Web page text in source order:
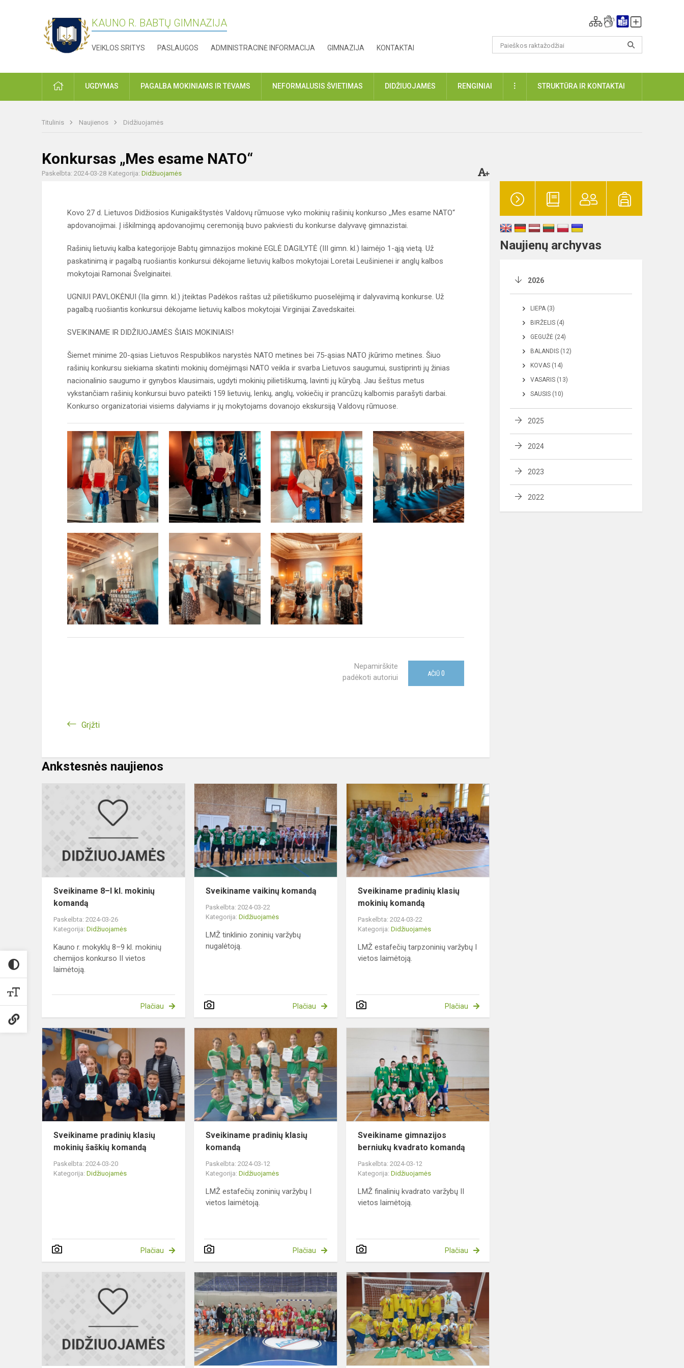
KAUNO R. BABTŲ GIMNAZIJA
VEIKLOS SRITYS PASLAUGOS ADMINISTRACINĖ INFORMACIJA GIMNAZIJA KONTAKTAI
PRADŽIAUGDYMAS PAGALBA MOKINIAMS IR TĖVAMS NEFORMALUSIS ŠVIETIMAS DIDŽIUOJAMĖS RENGINIAI DAUGIAUSTRUKTŪRA IR KONTAKTAI
Titulinis Naujienos Didžiuojamės
Konkursas „Mes esame NATO“
Paskelbta: 2024-03-28 Kategorija: Didžiuojamės
Kovo 27 d. Lietuvos Didžiosios Kunigaikštystės Valdovų rūmuose vyko mokinių rašinių konkurso ,,Mes esame NATO“
apdovanojimai. Į iškilmingą apdovanojimų ceremoniją buvo pakviesti du konkurse dalyvavę gimnazistai.
Rašinių lietuvių kalba kategorijoje Babtų gimnazijos mokinė EGLĖ DAGILYTĖ (III gimn. kl.) laimėjo 1-ąją vietą. Už
paskatinimą ir pagalbą ruošiantis konkursui dėkojame lietuvių kalbos mokytojai Loretai Leušinienei ir anglų kalbos
mokytojai Ramonai Švelginaitei.
UGNIUI PAVLOKĖNUI (IIa gimn. kl.) įteiktas Padėkos raštas už pilietiškumo puoselėjimą ir dalyvavimą konkurse. Už
pagalbą ruošiantis konkursui dėkojame lietuvių kalbos mokytojai Virginijai Zavedskaitei.
SVEIKINAME IR DIDŽIUOJAMĖS ŠIAIS MOKINIAIS!
Šiemet minime 20-ąsias Lietuvos Respublikos narystės NATO metines bei 75-ąsias NATO įkūrimo metines. Šiuo
rašinių konkursu siekiama skatinti mokinių domėjimąsi NATO veikla ir svarba Lietuvos saugumui, sustiprinti jų žinias
nacionalinio saugumo ir gynybos klausimais, ugdyti mokinių pilietiškumą, lavinti jų kūrybą. Jau šeštus metus
vykstančiam rašinių konkursui buvo pateikti 159 lietuvių, lenkų, anglų, vokiečių ir prancūzų kalbomis parašyti darbai.
Konkurso organizatoriai visiems dalyviams ir jų mokytojams dovanojo ekskursiją Valdovų rūmuose.
Nepamirškite
padėkoti autoriui
AČIŪ 0
Grįžti
Ankstesnės naujienos
Sveikiname
mokinių
komandą
Sveikiname 8–I kl. mokinių
komandą
Paskelbta: 2024-03-26
Kategorija: Didžiuojamės
Kauno r. mokyklų 8–9 kl. mokinių
chemijos konkurso II vietos
laimėtoją.
Plačiau
Sveikiname
vaikinų
komandą
Sveikiname vaikinų komandą
Paskelbta: 2024-03-22
Kategorija:Didžiuojamės
LMŽ tinklinio zoninių varžybų
nugalėtoją.
Plačiau
klasių
mokinių
komandą
Sveikiname pradinių klasių
mokinių komandą
Paskelbta: 2024-03-22
Kategorija:Didžiuojamės
LMŽ estafečių tarpzoninių varžybų I
vietos laimėtoją.
Plačiau
Sveikiname
pradinių
mokinių
šaškių
komandą
Sveikiname pradinių klasių
mokinių šaškių komandą
Paskelbta: 2024-03-20
Kategorija: Didžiuojamės
Plačiau
komandą
Sveikiname pradinių klasių
komandą
Paskelbta: 2024-03-12
Kategorija:Didžiuojamės
LMŽ estafečių zoninių varžybų I
vietos laimėtoją.
Plačiau
Sveikiname
Sveikiname gimnazijos
berniukų kvadrato komandą
Paskelbta: 2024-03-12
Kategorija:Didžiuojamės
LMŽ finalinių kvadrato varžybų II
vietos laimėtoją.
Plačiau
Sveikiname
mokinę
Liepą
Ruškytę
Sveikiname
gimnazijos
merginų
futbolo
komandą
Naujienų archyvas
2026
LIEPA (3)
BIRŽELIS (4)
GEGUŽĖ (24)
BALANDIS (12)
KOVAS (14)
VASARIS (13)
SAUSIS (10)
2025
2024
2023
2022